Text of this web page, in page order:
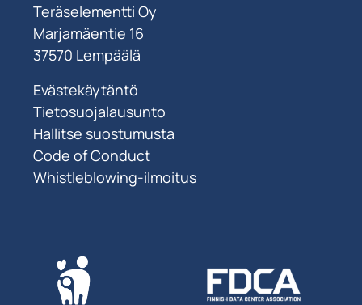
Teräselementti Oy
Marjamäentie 16
37570 Lempäälä
Evästekäytäntö
Tietosuojalausunto
Hallitse suostumusta
Code of Conduct
Whistleblowing-ilmoitus